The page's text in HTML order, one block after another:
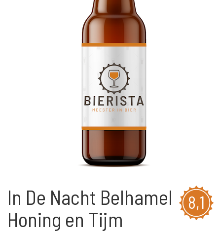
8,1
In De Nacht Belhamel
Honing en Tijm